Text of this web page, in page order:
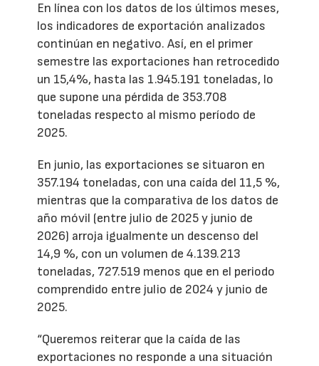
En línea con los datos de los últimos meses,
los indicadores de exportación analizados
continúan en negativo. Así, en el primer
semestre las exportaciones han retrocedido
un 15,4%, hasta las 1.945.191 toneladas, lo
que supone una pérdida de 353.708
toneladas respecto al mismo período de
2025.
En junio, las exportaciones se situaron en
357.194 toneladas, con una caída del 11,5 %,
mientras que la comparativa de los datos de
año móvil (entre julio de 2025 y junio de
2026) arroja igualmente un descenso del
14,9 %, con un volumen de 4.139.213
toneladas, 727.519 menos que en el periodo
comprendido entre julio de 2024 y junio de
2025.
“Queremos reiterar que la caída de las
exportaciones no responde a una situación